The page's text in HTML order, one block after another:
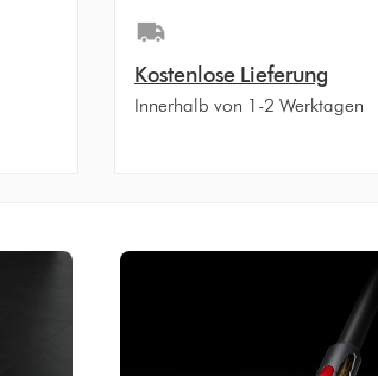
Kostenlose Lieferung
Innerhalb von 1-2 Werktagen